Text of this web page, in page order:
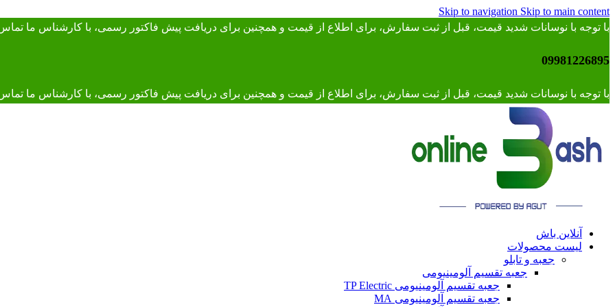
Skip to navigation Skip to main content
با توجه با نوسانات شدید قیمت، قبل از ثبت سفارش، برای اطلاع از قیمت و همچنین برای دریافت پیش فاکتور رسمی، با کارشناس ما تماس
09981226895
با توجه با نوسانات شدید قیمت، قبل از ثبت سفارش، برای اطلاع از قیمت و همچنین برای دریافت پیش فاکتور رسمی، با کارشناس ما تماس بگیرید.
آنلاین باش
لیست محصولات
جعبه و تابلو
جعبه تقسیم آلومینیومی
جعبه تقسیم آلومینیومی TP Electric
جعبه تقسیم آلومینیومی MA